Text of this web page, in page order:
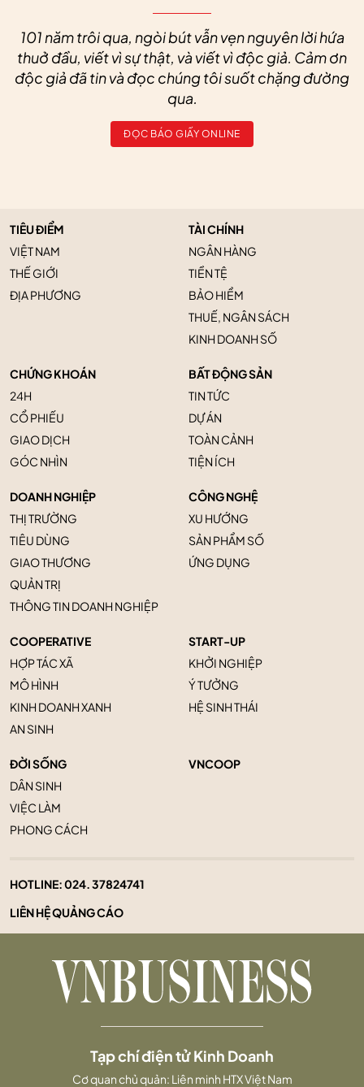
101 năm trôi qua, ngòi bút vẫn vẹn nguyên lời hứa
thuở đầu, viết vì sự thật, và viết vì độc giả. Cảm ơn
độc giả đã tin và đọc chúng tôi suốt chặng đường
qua.
ĐỌC BÁO GIẤY ONLINE
TIÊU ĐIỂM
VIỆT NAM
THẾ GIỚI
ĐỊA PHƯƠNG
TÀI CHÍNH
NGÂN HÀNG
TIỀN TỆ
BẢO HIỂM
THUẾ, NGÂN SÁCH
KINH DOANH SỐ
CHỨNG KHOÁN
24H
CỔ PHIẾU
GIAO DỊCH
GÓC NHÌN
BẤT ĐỘNG SẢN
TIN TỨC
DỰ ÁN
TOÀN CẢNH
TIỆN ÍCH
DOANH NGHIỆP
THỊ TRƯỜNG
TIÊU DÙNG
GIAO THƯƠNG
QUẢN TRỊ
THÔNG TIN DOANH NGHIỆP
CÔNG NGHỆ
XU HƯỚNG
SẢN PHẨM SỐ
ỨNG DỤNG
COOPERATIVE
HỢP TÁC XÃ
MÔ HÌNH
KINH DOANH XANH
AN SINH
START-UP
KHỞI NGHIỆP
Ý TƯỞNG
HỆ SINH THÁI
ĐỜI SỐNG
DÂN SINH
VIỆC LÀM
PHONG CÁCH
VNCOOP
HOTLINE:024. 37824741
LIÊN HỆ QUẢNG CÁO
Tạp chí điện tử Kinh Doanh
Cơ quan chủ quản: Liên minh HTX Việt Nam